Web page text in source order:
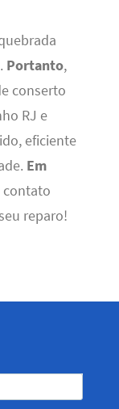
Portanto,
conserto
RJ e
eficiente
Em
contato
reparo!